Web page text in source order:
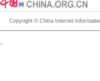
、